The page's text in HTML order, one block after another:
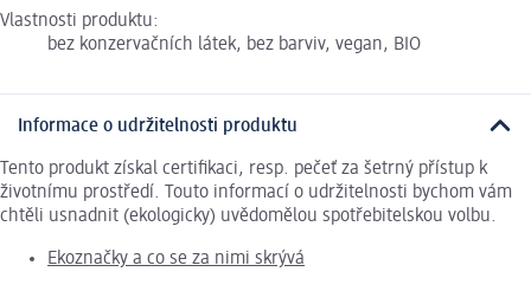
Vlastnosti produktu:
bez konzervačních látek, bez barviv, vegan, BIO
Informace o udržitelnosti produktu
Tento produkt získal certifikaci, resp. pečeť za šetrný přístup k
životnímu prostředí. Touto informací o udržitelnosti bychom vám
chtěli usnadnit (ekologicky) uvědomělou spotřebitelskou volbu.
Ekoznačky a co se za nimi skrývá